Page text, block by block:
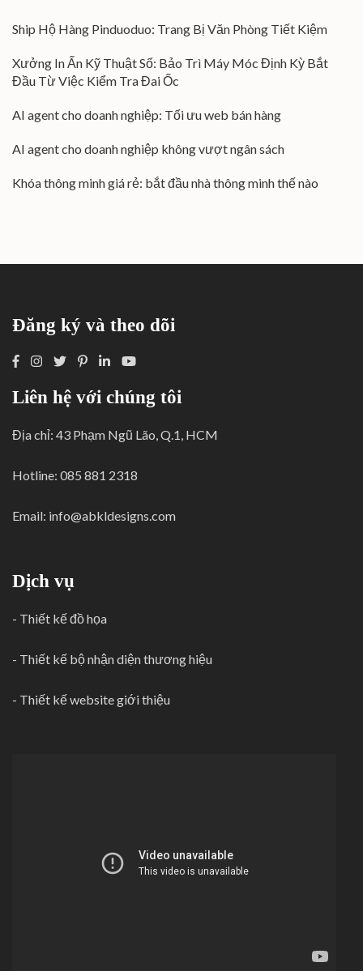
Ship Hộ Hàng Pinduoduo: Trang Bị Văn Phòng Tiết Kiệm
Xưởng In Ấn Kỹ Thuật Số: Bảo Trì Máy Móc Định Kỳ Bắt
Đầu Từ Việc Kiểm Tra Đai Ốc
AI agent cho doanh nghiệp: Tối ưu web bán hàng
AI agent cho doanh nghiệp không vượt ngân sách
Khóa thông minh giá rẻ: bắt đầu nhà thông minh thế nào
Đăng ký và theo dõi
Liên hệ với chúng tôi
Địa chỉ: 43 Phạm Ngũ Lão, Q.1, HCM
Hotline: 085 881 2318
Email: info@abkldesigns.com
Dịch vụ
- Thiết kế đồ họa
- Thiết kế bộ nhận diện thương hiệu
- Thiết kế website giới thiệu